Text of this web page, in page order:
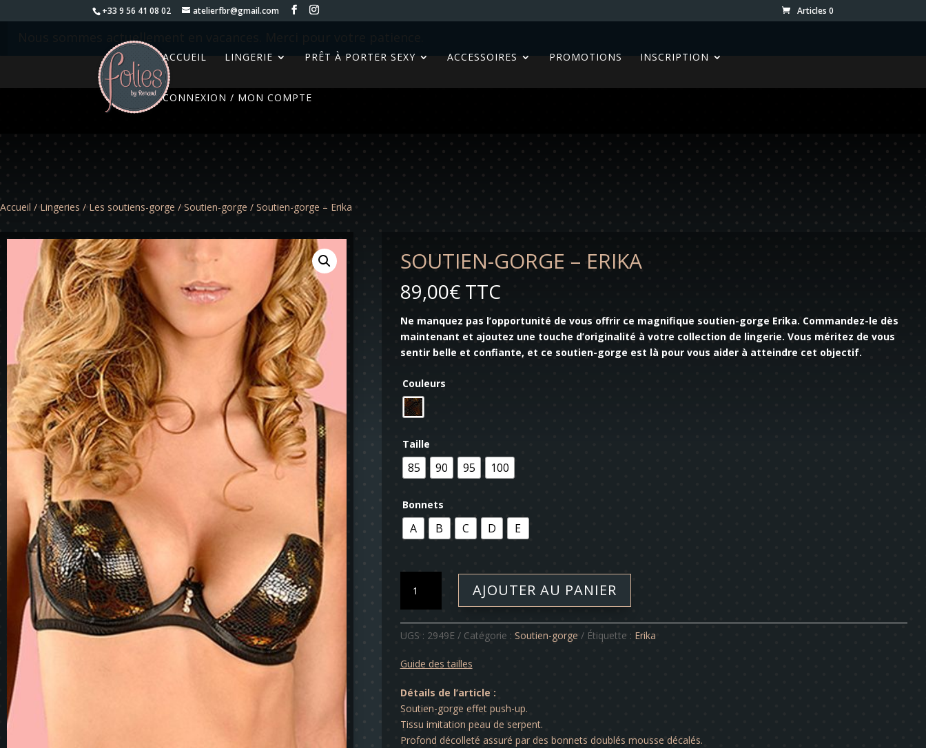
+33 9 56 41 08 02 atelierfbr@gmail.com Articles 0
ACCUEIL LINGERIE PRÊT À PORTER SEXY ACCESSOIRES PROMOTIONS INSCRIPTION
CONNEXION / MON COMPTE
Nous sommes actuellement en vacances. Merci pour votre patience.
Accueil / Lingeries / Les soutiens-gorge / Soutien-gorge / Soutien-gorge – Erika
SOUTIEN-GORGE – ERIKA
89,00€ TTC
Ne manquez pas l’opportunité de vous offrir ce magnifique soutien-gorge Erika. Commandez-le dès
maintenant et ajoutez une touche d’originalité à votre collection de lingerie. Vous méritez de vous
sentir belle et confiante, et ce soutien-gorge est là pour vous aider à atteindre cet objectif.
Couleurs
Taille
85 90 95 100
Bonnets
A B C D E
Soutien-
gorge
-
Erika
AJOUTER AU PANIER
UGS : 2949E Catégorie : Soutien-gorge Étiquette : Erika
Guide des tailles
Détails de l’article :
Soutien-gorge effet push-up.
Tissu imitation peau de serpent.
Profond décolleté assuré par des bonnets doublés mousse décalés.